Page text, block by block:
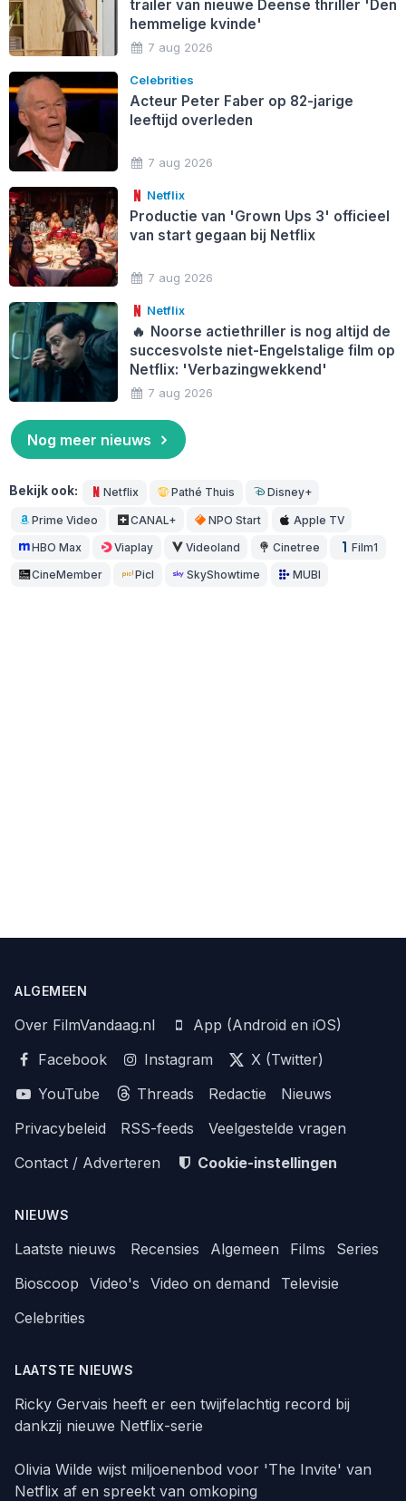
trailer van nieuwe Deense thriller 'Den
hemmelige kvinde'
7 aug 2026
Celebrities
Acteur Peter Faber op 82-jarige
leeftijd overleden
7 aug 2026
Netflix
Productie van 'Grown Ups 3' officieel
van start gegaan bij Netflix
7 aug 2026
Netflix
🔥 Noorse actiethriller is nog altijd de
succesvolste niet-Engelstalige film op
Netflix: 'Verbazingwekkend'
7 aug 2026
Nog meer nieuws
Bekijk ook: Netflix Pathé Thuis Disney+
Prime Video CANAL+ NPO Start Apple TV
HBO Max Viaplay Videoland Cinetree Film1
CineMember Picl SkyShowtime MUBI
ALGEMEEN
Over FilmVandaag.nl
App (Android en iOS)
Facebook
Instagram
X (Twitter)
YouTube
Threads Redactie
Nieuws
Privacybeleid
RSS-feeds
Veelgestelde vragen
Contact / Adverteren
Cookie-instellingen
NIEUWS
Laatste nieuws Recensies Algemeen Films
Series
Bioscoop
Video's Video on demand
Televisie
Celebrities
LAATSTE NIEUWS
Ricky Gervais heeft er een twijfelachtig record bij
dankzij nieuwe Netflix-serie
Olivia Wilde wijst miljoenenbod voor 'The Invite' van
Netflix af en spreekt van omkoping